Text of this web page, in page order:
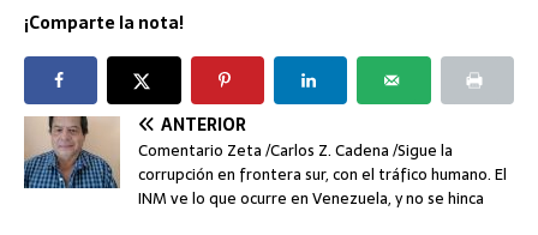
¡Comparte la nota!
ANTERIOR
Comentario Zeta /Carlos Z. Cadena /Sigue la
corrupción en frontera sur, con el tráfico humano. El
INM ve lo que ocurre en Venezuela, y no se hinca